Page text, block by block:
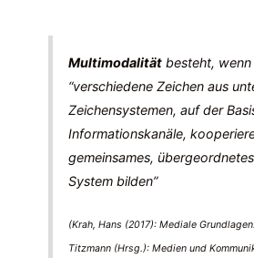
Multimodalität besteht, wenn
“verschiedene Zeichen aus
Zeichensystemen, auf der
Informationskanäle,
gemeinsames,
System bilden”
(Krah, Hans (2017): Mediale
Titzmann (Hrsg.): Medien und